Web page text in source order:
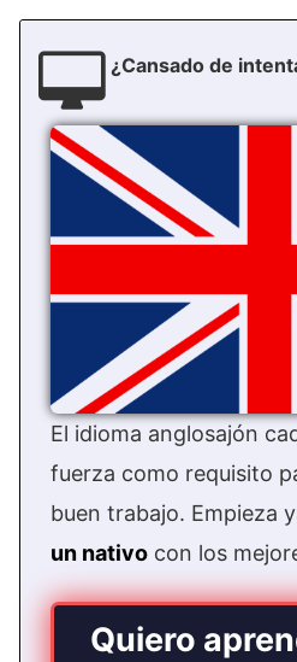
¿Cansado de
El idioma anglosajón
fuerza como requisito
buen trabajo. Empieza
un nativo con los
Quiero